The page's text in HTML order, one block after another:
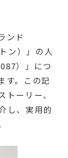
ンド
ン）」の人
）」につ
す。この記
ーリー、
し、実用的